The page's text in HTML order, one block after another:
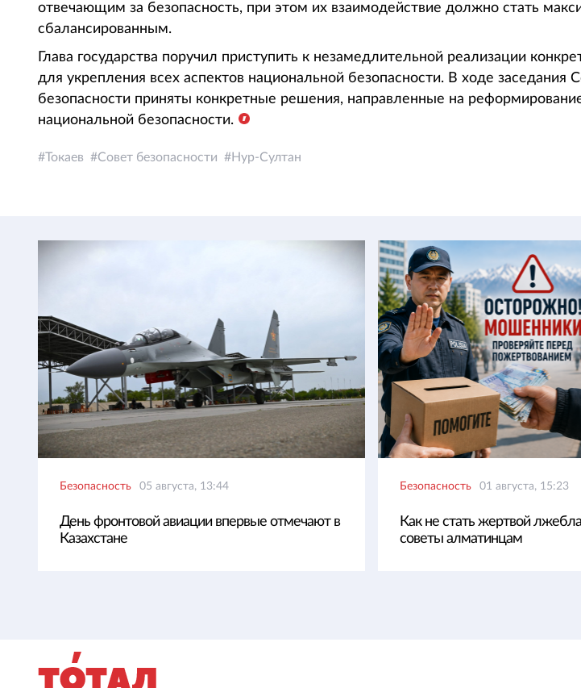
отвечающим за безопасность, при этом их взаимодействие должно стать
сбалансированным.
Глава государства поручил приступить к незамедлительной реализации
для укрепления всех аспектов национальной безопасности. В ходе заседания
безопасности приняты конкретные решения, направленные на
национальной безопасности.
Токаев Совет безопасности Нур-Султан
Безопасность 05 августа, 13:44
День фронтовой авиации впервые отмечают в
Казахстане
Безопасность 01 августа, 15:23
Как не стать жертвой
советы алматинцам